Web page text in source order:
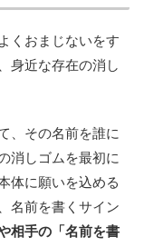
くおまじないをす
身近な存在の消し
、その名前を誰に
消しゴムを最初に
体に願いを込める
名前を書くサイン
相手の「名前を書